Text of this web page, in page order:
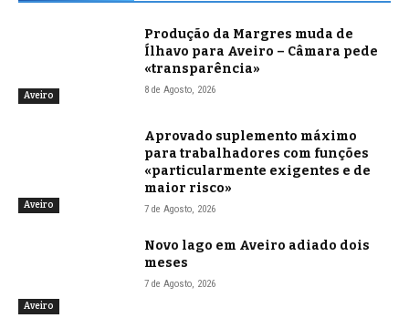
Aveiro
Produção da Margres muda de
Ílhavo para Aveiro – Câmara pede
«transparência»
8 de Agosto, 2026
Aveiro
Aprovado suplemento máximo
para trabalhadores com funções
«particularmente exigentes e de
maior risco»
7 de Agosto, 2026
Aveiro
Novo lago em Aveiro adiado dois
meses
7 de Agosto, 2026